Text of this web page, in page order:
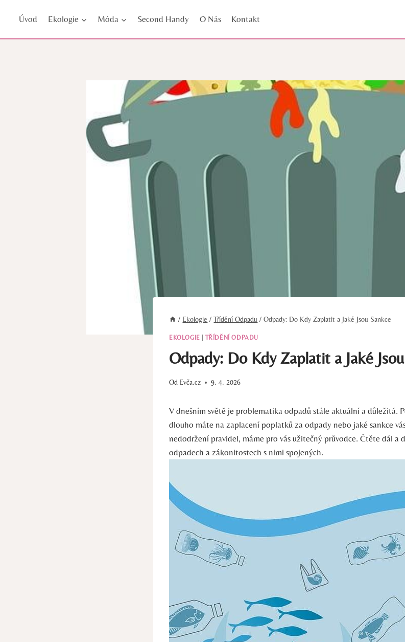
Úvod Ekologie Móda Second Handy O Nás Kontakt
/ Ekologie / Třídění Odpadu / Odpady: Do Kdy Zaplatit a Jaké Jsou Sankce
EKOLOGIE TŘÍDĚNÍ ODPADU
Odpady: Do Kdy Zaplatit a Jaké
Od Evča.cz 9. 4. 2026
V dnešním světě je problematika odpadů stále aktuální a důležitá.
dlouho máte na zaplacení poplatků za odpady nebo jaké sankce
nedodržení pravidel, máme pro vás užitečný průvodce. Čtěte dál a
odpadech a zákonitostech s nimi spojených.